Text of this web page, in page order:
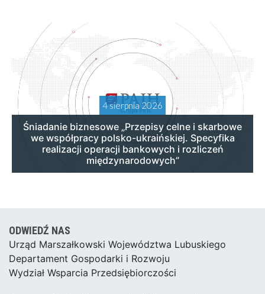
4 sierpnia 2026
Śniadanie biznesowe „Przepisy celne i skarbowe
we współpracy polsko-ukraińskiej. Specyfika
realizacji operacji bankowych i rozliczeń
międzynarodowych”
ODWIEDŹ NAS
Urząd Marszałkowski Województwa Lubuskiego
Departament Gospodarki i Rozwoju
Wydział Wsparcia Przedsiębiorczości